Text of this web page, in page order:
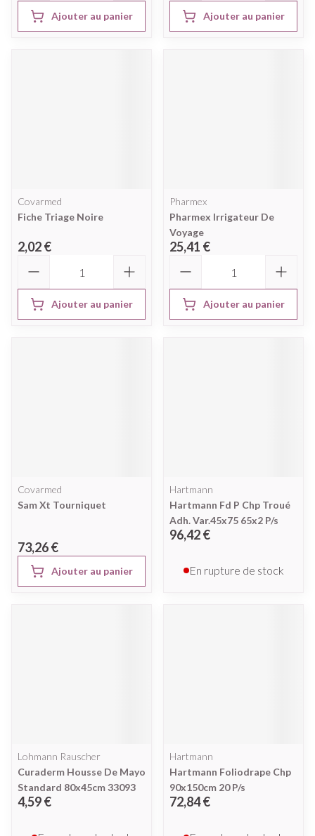
Ajouter au panier Ajouter au panier
Covarmed
Fiche Triage Noire
2,02 €
Ajouter au panier
Pharmex
Pharmex Irrigateur De
Voyage
25,41 €
Ajouter au panier
Covarmed
Sam Xt Tourniquet
73,26 €
Ajouter au panier
Hartmann
Hartmann Fd P Chp Troué
Adh. Var.45x75 65x2 P/s
96,42 €
En rupture de stock
Lohmann Rauscher
Curaderm Housse De Mayo
Standard 80x45cm 33093
4,59 €
Hartmann
Hartmann Foliodrape Chp
90x150cm 20 P/s
72,84 €